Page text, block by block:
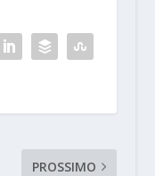
PROSSIMO